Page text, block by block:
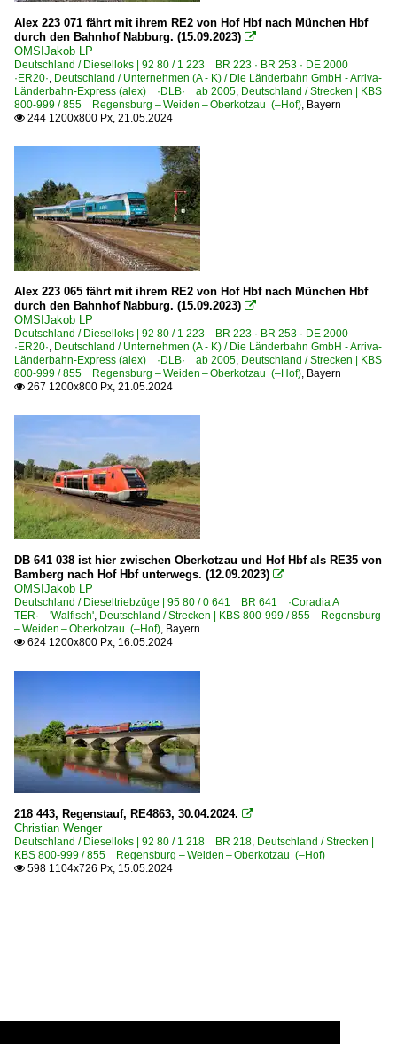
Alex 223 071 fährt mit ihrem RE2 von Hof Hbf nach München Hbf
durch den Bahnhof Nabburg. (15.09.2023) 
OMSIJakob LP
Deutschland / Dieselloks | 92 80 / 1 223 BR 223 · BR 253 · DE 2000
·ER20·, Deutschland / Unternehmen (A - K) / Die Länderbahn GmbH - Arriva-
Länderbahn-Express (alex) ·DLB· ab 2005, Deutschland / Strecken | KBS
800-999 / 855 Regensburg – Weiden – Oberkotzau (–Hof), Bayern
 244 1200x800 Px, 21.05.2024
Alex 223 065 fährt mit ihrem RE2 von Hof Hbf nach München Hbf
durch den Bahnhof Nabburg. (15.09.2023) 
OMSIJakob LP
Deutschland / Dieselloks | 92 80 / 1 223 BR 223 · BR 253 · DE 2000
·ER20·, Deutschland / Unternehmen (A - K) / Die Länderbahn GmbH - Arriva-
Länderbahn-Express (alex) ·DLB· ab 2005, Deutschland / Strecken | KBS
800-999 / 855 Regensburg – Weiden – Oberkotzau (–Hof), Bayern
 267 1200x800 Px, 21.05.2024
DB 641 038 ist hier zwischen Oberkotzau und Hof Hbf als RE35 von
Bamberg nach Hof Hbf unterwegs. (12.09.2023) 
OMSIJakob LP
Deutschland / Dieseltriebzüge | 95 80 / 0 641 BR 641 ·Coradia A
TER· 'Walfisch', Deutschland / Strecken | KBS 800-999 / 855 Regensburg
– Weiden – Oberkotzau (–Hof), Bayern
 624 1200x800 Px, 16.05.2024
218 443, Regenstauf, RE4863, 30.04.2024. 
Christian Wenger
Deutschland / Dieselloks | 92 80 / 1 218 BR 218, Deutschland / Strecken |
KBS 800-999 / 855 Regensburg – Weiden – Oberkotzau (–Hof)
 598 1104x726 Px, 15.05.2024